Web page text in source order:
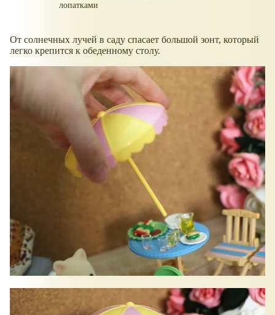
лопатками
От солнечных лучей в саду спасает большой зонт, который
легко крепится к обеденному столу.